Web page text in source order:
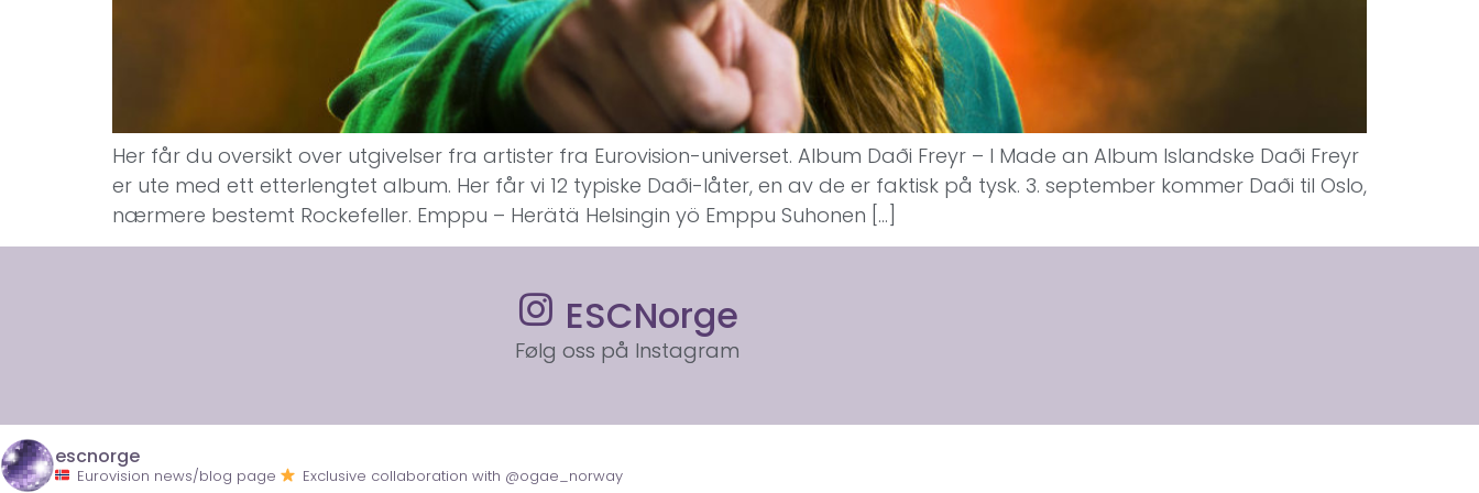
Her får du oversikt over utgivelser fra artister fra Eurovision-universet. Album Daði Freyr – I Made an Album Islandske Daði Freyr
er ute med ett etterlengtet album. Her får vi 12 typiske Daði-låter, en av de er faktisk på tysk. 3. september kommer Daði til Oslo,
nærmere bestemt Rockefeller. Emppu – Herätä Helsingin yö Emppu Suhonen […]
ESCNorge
Følg oss på Instagram
escnorge
Eurovision news/blog page Exclusive collaboration with @ogae_norway